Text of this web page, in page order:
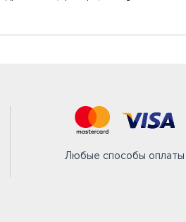
Любые способы оплаты